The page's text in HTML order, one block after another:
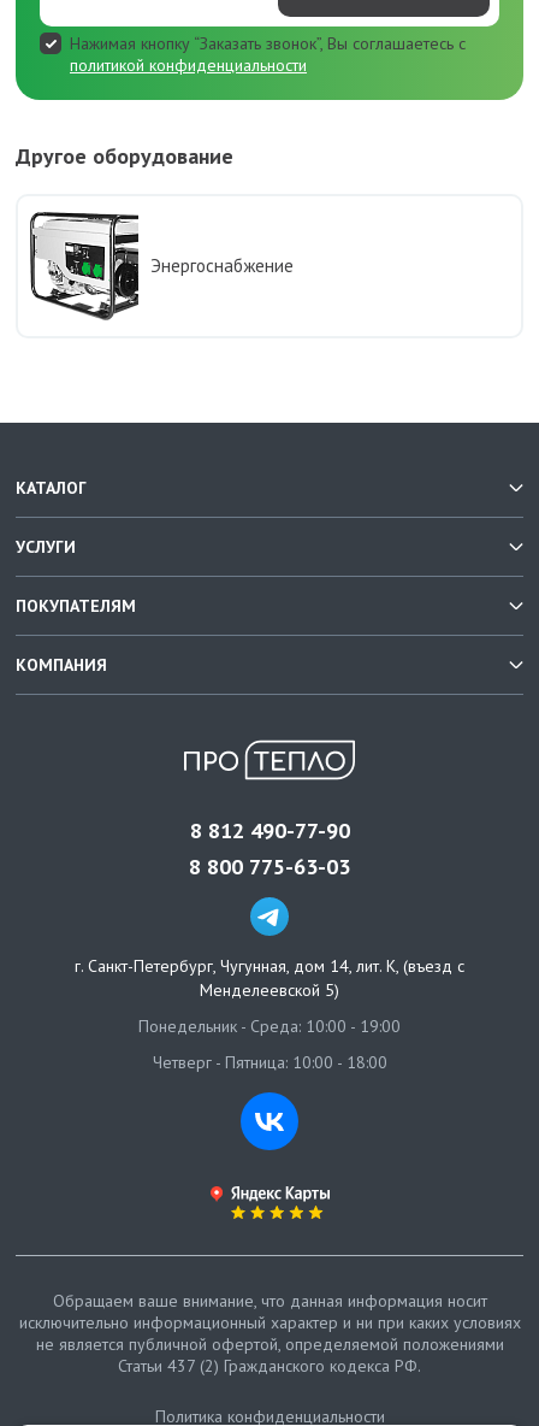
Нажимая кнопку “Заказать звонок”, Вы соглашаетесь с
политикой конфиденциальности
Другое оборудование
Энергоснабжение
КАТАЛОГ
УСЛУГИ
ПОКУПАТЕЛЯМ
КОМПАНИЯ
8 812 490-77-90
8 800 775-63-03
г. Санкт-Петербург, Чугунная, дом 14, лит. К, (въезд с
Менделеевской 5)
Понедельник - Среда: 10:00 - 19:00
Четверг - Пятница: 10:00 - 18:00
Обращаем ваше внимание, что данная информация носит
исключительно информационный характер и ни при каких условиях
не является публичной офертой, определяемой положениями
Статьи 437 (2) Гражданского кодекса РФ.
Политика конфиденциальности